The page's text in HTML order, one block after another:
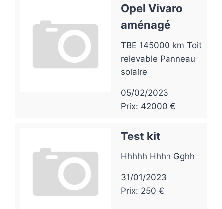
Opel Vivaro
aménagé
TBE 145000 km Toit
relevable Panneau
solaire
05/02/2023
Prix: 42000 €
Test kit
Hhhhh Hhhh Gghh
31/01/2023
Prix: 250 €